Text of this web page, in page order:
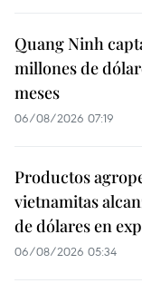
Quang Ninh
millones de
meses
06/08/2026 07:19
Productos
vietnamitas
de dólares en
06/08/2026 05:34